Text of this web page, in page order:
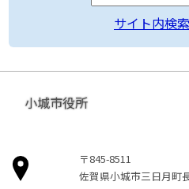
サイト内検
小城市役所
〒845-8511
佐賀県小城市三日月町